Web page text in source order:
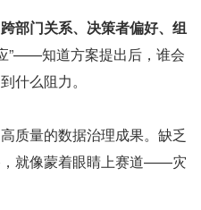
部门关系、决策者偏好、组
”——知道方案提出后，谁会
什么阻力。
质量的数据治理成果。缺乏
就像蒙着眼睛上赛道——灾